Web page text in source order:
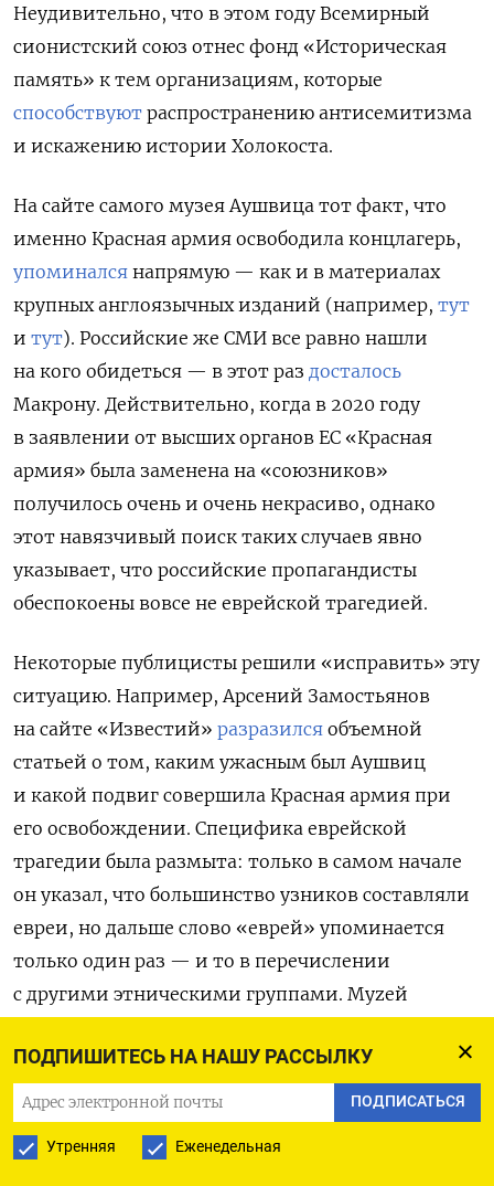
ПОДПИШИТЕСЬ НА НАШУ РАССЫЛКУ
ПОДПИСАТЬСЯ
Утренняя Еженедельная
Неудивительно, что в этом году Всемирный
сионистский союз отнес фонд «Историческая
память» к тем организациям, которые
способствуют распространению антисемитизма
и искажению истории Холокоста.
На сайте самого музея Аушвица тот факт, что
именно Красная армия освободила концлагерь,
упоминался напрямую — как и в материалах
крупных англоязычных изданий (например, тут
и тут). Российские же СМИ все равно нашли
на кого обидеться — в этот раз досталось
Макрону. Действительно, когда в 2020 году
в заявлении от высших органов ЕС «Красная
армия» была заменена на «союзников»
получилось очень и очень некрасиво, однако
этот навязчивый поиск таких случаев явно
указывает, что российские пропагандисты
обеспокоены вовсе не еврейской трагедией.
Некоторые публицисты решили «исправить» эту
ситуацию. Например, Арсений Замостьянов
на сайте «Известий» разразился объемной
статьей о том, каким ужасным был Аушвиц
и какой подвиг совершила Красная армия при
его освобождении. Специфика еврейской
трагедии была размыта: только в самом начале
он указал, что большинство узников составляли
евреи, но дальше слово «еврей» упоминается
только один раз — и то в перечислении
с другими этническими группами. Муzей
где, судя по новостному отчету, еврейская
история
размывалась
за счет других концлагерей
и рассказов о Красной армии.